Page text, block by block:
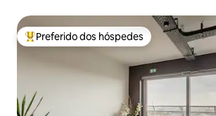
Entre os melhores preferidos dos hóspedes
Preferido dos hóspedes